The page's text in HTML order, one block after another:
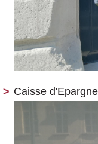
Caisse